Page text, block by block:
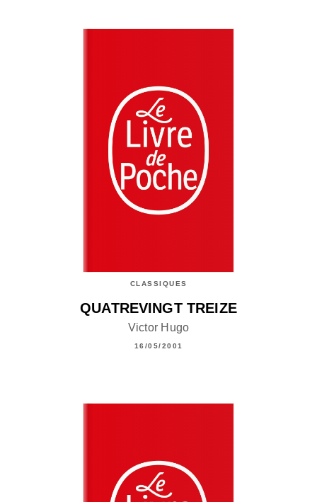
CLASSIQUES
QUATREVINGT TREIZE
Victor Hugo
16/05/2001